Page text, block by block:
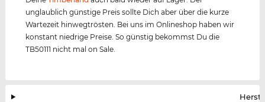
unglaublich günstige Preis sollte Dich aber über die kurze
Wartezeit hinwegtrösten. Bei uns im Onlineshop haben wir
konstant niedrige Preise. So günstig bekommst Du die
TB50111 nicht mal on Sale.